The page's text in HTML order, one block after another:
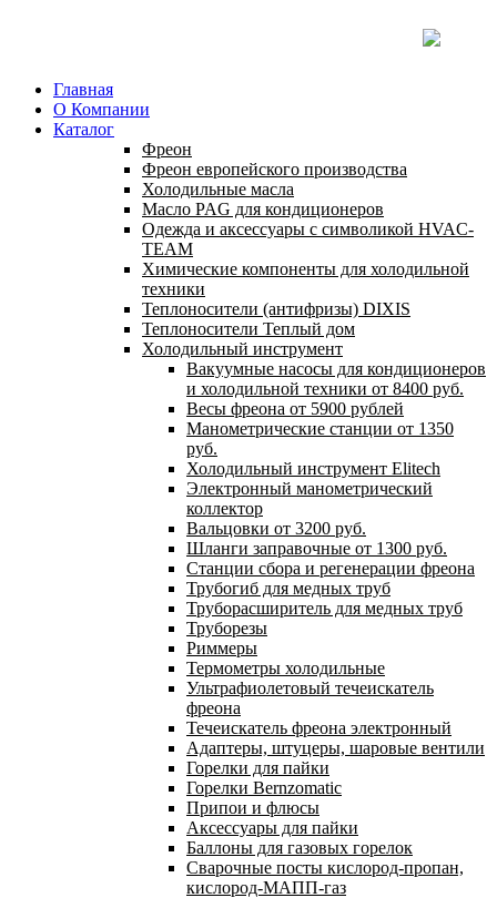
Главная
О Компании
Каталог
Фреон
Фреон европейского производства
Холодильные масла
Масло PAG для кондиционеров
Одежда и аксессуары с символикой HVAC-
TEAM
Химические компоненты для холодильной
техники
Теплоносители (антифризы) DIXIS
Теплоносители Теплый дом
Холодильный инструмент
Вакуумные насосы для кондиционеров
и холодильной техники от 8400 руб.
Весы фреона от 5900 рублей
Манометрические станции от 1350
руб.
Холодильный инструмент Elitech
Электронный манометрический
коллектор
Вальцовки от 3200 руб.
Шланги заправочные от 1300 руб.
Станции сбора и регенерации фреона
Трубогиб для медных труб
Труборасширитель для медных труб
Труборезы
Риммеры
Термометры холодильные
Ультрафиолетовый течеискатель
фреона
Течеискатель фреона электронный
Адаптеры, штуцеры, шаровые вентили
Горелки для пайки
Горелки Bernzomatic
Припои и флюсы
Аксессуары для пайки
Баллоны для газовых горелок
Сварочные посты кислород-пропан,
кислород-МАПП-газ